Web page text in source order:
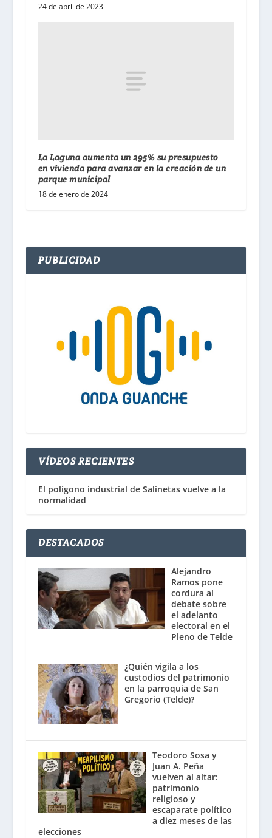
24 de abril de 2023
La Laguna aumenta un 295% su presupuesto
en vivienda para avanzar en la creación de un
parque municipal
18 de enero de 2024
PUBLICIDAD
VÍDEOS RECIENTES
El polígono industrial de Salinetas vuelve a la
normalidad
DESTACADOS
Alejandro
Ramos pone
cordura al
debate sobre
el adelanto
electoral en el
Pleno de Telde
¿Quién vigila a los
custodios del patrimonio
en la parroquia de San
Gregorio (Telde)?
Teodoro Sosa y
Juan A. Peña
vuelven al altar:
patrimonio
religioso y
escaparate político
a diez meses de las
elecciones